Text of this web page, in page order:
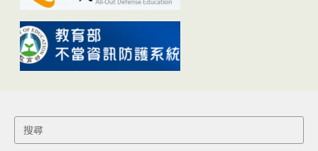
Search
for: